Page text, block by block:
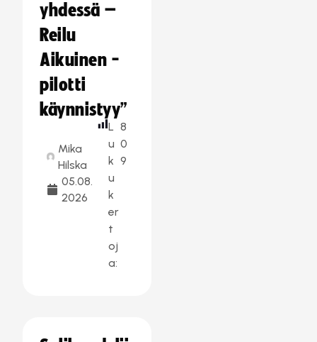
yhdessä –
Reilu
Aikuinen -
pilotti
käynnistyy”
Mika
Hilska
05.08.
2026
L
u
k
u
k
er
t
oj
a:
8
0
9